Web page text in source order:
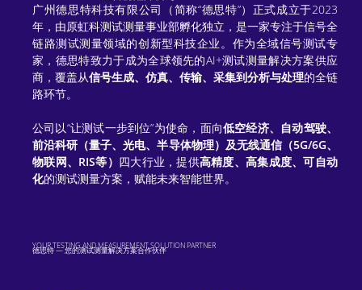
广州德思特科技有限公司（简称“德思特”）正式成立于2023
年，由原虹科测试测量事业部孵化独立，是一家专注于信号全
链路测试测量领域的创新型科技企业。作为全域信号测试专
家，德思特致力于成为全球领先的AI+测试测量解决方案供应
商，覆盖从信号生成、仿真、传输、采集到分析与处理的全链
路环节。
公司以“让测试一步到位”为使命，面向低空经济、自动驾驶、
前沿科研（量子、光电、半导体物理）及无线通信（5G/6G、
物联网、RIS等） 四大行业，提供高精度、高集成度、可自动
化的测试测量方案，赋能未来智能世界。
德思特 — 您的测试测量解决方案合作伙伴
YOUR TESTING AND MEASUREMENT SOLUTION PARTNER